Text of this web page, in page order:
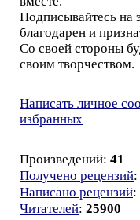
Подписывайтесь на
благодарен и
Со своей стороны
своим творчеством.
Написать личное
избранных
Произведений: 41
Получено рецензий:
Написано рецензий:
Читателей: 25900